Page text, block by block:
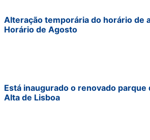
Alteração temporária do horário de
Horário de Agosto
Está inaugurado o renovado
Alta de Lisboa